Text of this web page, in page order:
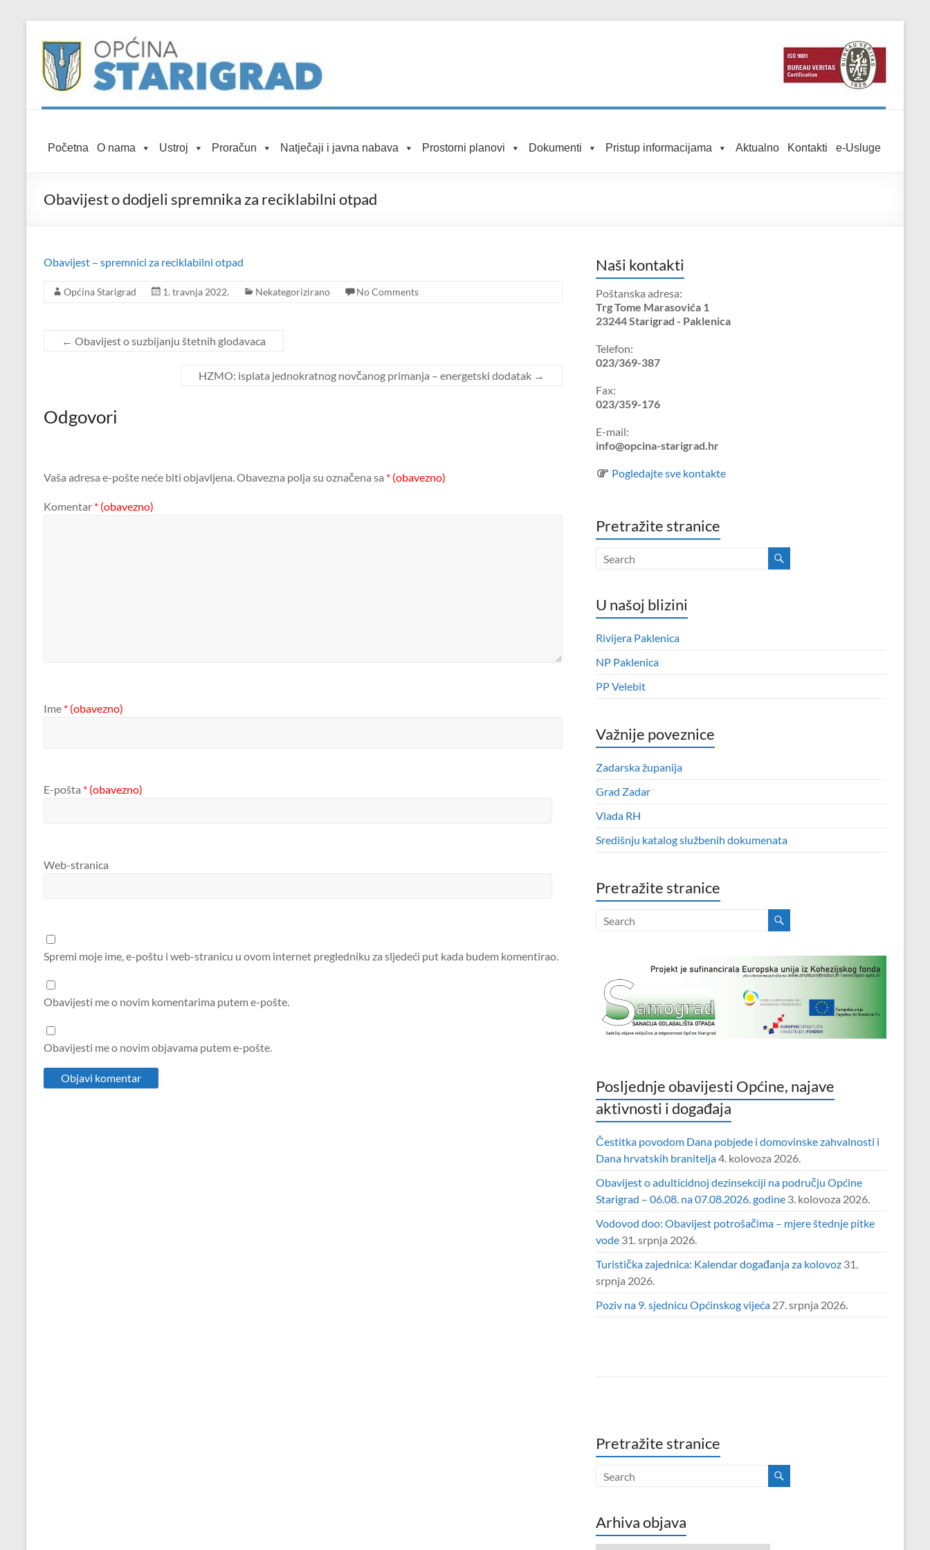
content
Općina
Službena
mrežna
Početna O nama Ustroj Proračun Natječaji i javna nabava Prostorni planovi Dokumenti Pristup informacijama Aktualno Kontakti e-Usluge
Obavijest o dodjeli spremnika za reciklabilni otpad
Obavijest – spremnici za reciklabilni otpad
Općina Starigrad 1. travnja 2022. Nekategorizirano No Comments
← Obavijest o suzbijanju štetnih glodavaca
HZMO: isplata jednokratnog novčanog primanja – energetski dodatak →
Odgovori
Vaša adresa e-pošte neće biti objavljena.Obavezna polja su označena sa * (obavezno)
Komentar * (obavezno)
Ime * (obavezno)
E-pošta * (obavezno)
Web-stranica
Spremi moje ime, e-poštu i web-stranicu u ovom internet pregledniku za sljedeći put kada budem komentirao.
Obavijesti me o novim komentarima putem e-pošte.
Obavijesti me o novim objavama putem e-pošte.
Naši kontakti
Poštanska adresa:
Trg Tome Marasovića 1
23244 Starigrad - Paklenica
Telefon:
023/369-387
Fax:
023/359-176
E-mail:
info@opcina-starigrad.hr
Pogledajte sve kontakte
Pretražite stranice
U našoj blizini
Rivijera Paklenica
NP Paklenica
PP Velebit
Važnije poveznice
Zadarska županija
Grad Zadar
Vlada RH
Središnju katalog službenih dokumenata
Pretražite stranice
Posljednje obavijesti Općine, najave
aktivnosti i događaja
Čestitka povodom Dana pobjede i domovinske zahvalnosti i
Dana hrvatskih branitelja4. kolovoza 2026.
Obavijest o adulticidnoj dezinsekciji na području Općine
Starigrad – 06.08. na 07.08.2026. godine 3. kolovoza 2026.
Vodovod doo: Obavijest potrošačima – mjere štednje pitke
vode 31. srpnja 2026.
Turistička zajednica: Kalendar događanja za kolovoz 31.
srpnja 2026.
Poziv na 9. sjednicu Općinskog vijeća 27. srpnja 2026.
Pretražite stranice
Arhiva objava